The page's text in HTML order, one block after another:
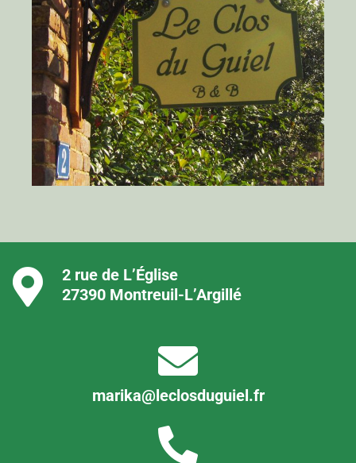
2 rue de L’Église
27390 Montreuil-L’Argillé
marika@leclosduguiel.fr